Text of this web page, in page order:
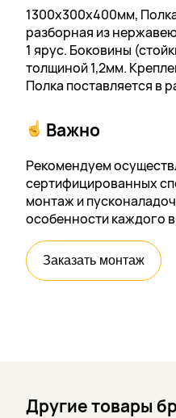
1300х300х400мм,
разборная из
1 ярус. Боковины
толщиной 1,2мм.
Полка поставляется в
Важно
Рекомендуем
сертифицированных
монтаж и
особенности каждого
Заказать монтаж
Другие товары